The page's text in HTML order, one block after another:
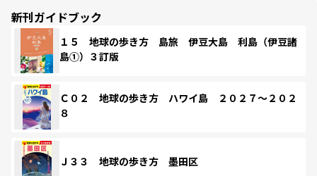
新刊ガイドブック
１５ 地球の歩き方 島旅 伊豆大島 利島（伊豆諸
島①）３訂版
Ｃ０２ 地球の歩き方 ハワイ島 ２０２７～２０２
８
Ｊ３３ 地球の歩き方 墨田区